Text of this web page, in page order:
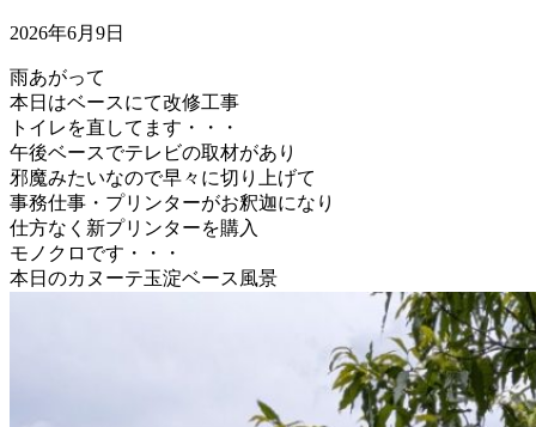
2026年6月9日
雨あがって
本日はベースにて改修工事
トイレを直してます・・・
午後ベースでテレビの取材があり
邪魔みたいなので早々に切り上げて
事務仕事・プリンターがお釈迦になり
仕方なく新プリンターを購入
モノクロです・・・
本日のカヌーテ玉淀ベース風景